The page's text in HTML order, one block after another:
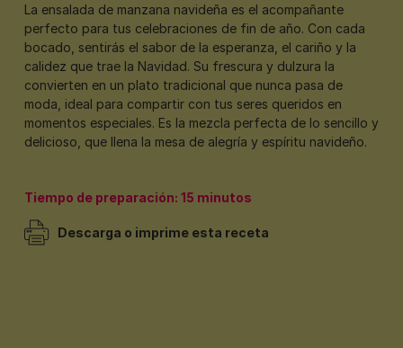
La ensalada de manzana navideña es el acompañante
perfecto para tus celebraciones de fin de año. Con cada
bocado, sentirás el sabor de la esperanza, el cariño y la
calidez que trae la Navidad. Su frescura y dulzura la
convierten en un plato tradicional que nunca pasa de
moda, ideal para compartir con tus seres queridos en
momentos especiales. Es la mezcla perfecta de lo sencillo y
delicioso, que llena la mesa de alegría y espíritu navideño.
Tiempo de preparación: 15 minutos
Descarga o imprime esta receta